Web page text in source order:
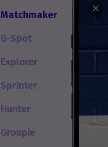
Matchmaker
G-Spot
Explorer
Sprinter
Hunter
Groupie